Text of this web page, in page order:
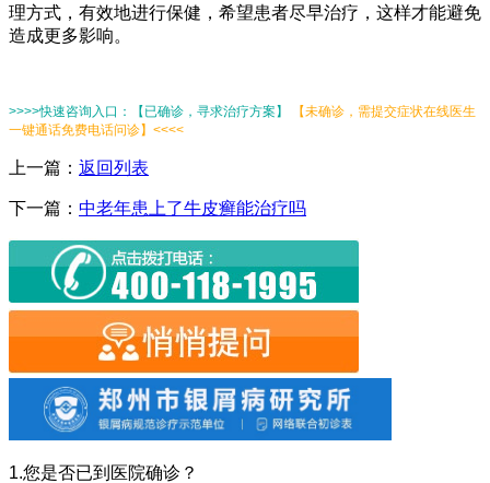
理方式，有效地进行保健，希望患者尽早治疗，这样才能避免
造成更多影响。
>>>>快速咨询入口：【已确诊，寻求治疗方案】
【未确诊，需提交症状在线医生
一键通话免费电话问诊】<<<<
上一篇： 返回列表
下一篇： 中老年患上了牛皮癣能治疗吗
1.您是否已到医院确诊？